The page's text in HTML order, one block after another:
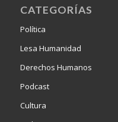
CATEGORÍAS
Política
Lesa Humanidad
Derechos Humanos
Podcast
Cultura